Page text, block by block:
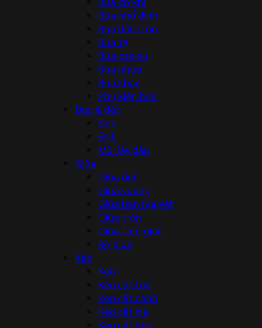
Búa nhổ đinh
Búa đầu tròn
Búa tạ
Búa cao su
Búa nhựa
Búa khác
Phụ kiện búa
Đục & đột
Đục
Đột
Mũi lấy dấu
Giũa
Giũa dẹt
Giũa vuông
Giũa bán nguyệt
Giũa tròn
Giũa tam giác
Bộ giũa
Kéo
Kéo
Kéo cắt tôn
Kéo cắt cành
Kéo cắt tỉa
Kéo cắt ống